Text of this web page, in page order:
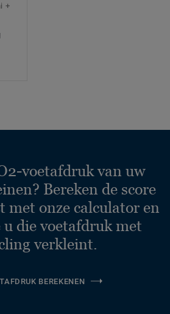
+
voetafdruk van uw
Bereken de score
met onze calculator en
u die voetafdruk met
verkleint.
BEREKENEN